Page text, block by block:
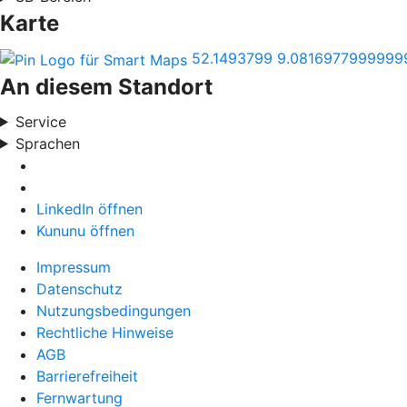
Karte
52.1493799
An diesem Standort
Service
Sprachen
LinkedIn öffnen
Kununu öffnen
Impressum
Datenschutz
Nutzungsbedingungen
Rechtliche Hinweise
AGB
Barrierefreiheit
Fernwartung